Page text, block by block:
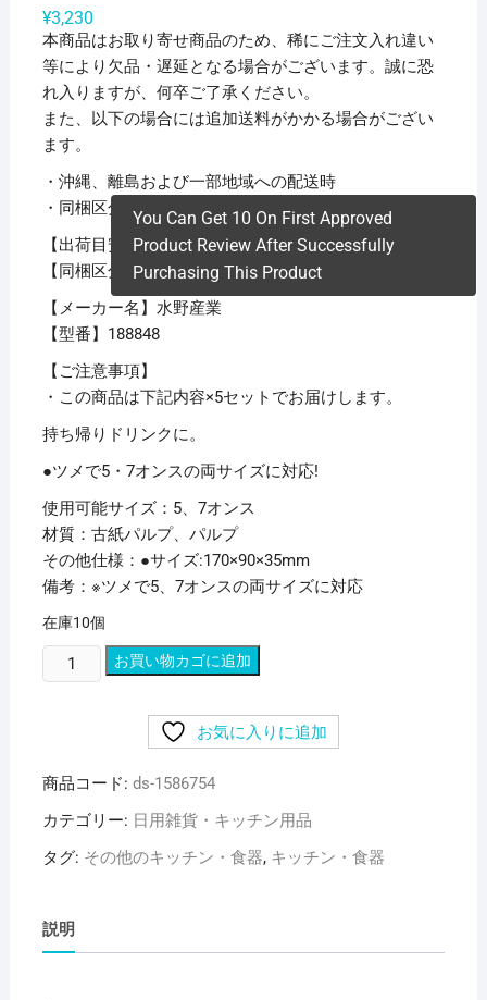
¥3,230
本商品はお取り寄せ商品のため、稀にご注文入れ違い
等により欠品・遅延となる場合がございます。誠に恐
れ入りますが、何卒ご了承ください。
また、以下の場合には追加送料がかかる場合がござい
ます。
・沖縄、離島および一部地域への配送時
・同梱区分が異なる商品の複数購入時
【出荷目安】：1 – 5営業日 ※土日・祝除く
【同梱区分】：TS 1
【メーカー名】水野産業
【型番】188848
【ご注意事項】
・この商品は下記内容×5セットでお届けします。
持ち帰りドリンクに。
●ツメで5・7オンスの両サイズに対応!
使用可能サイズ：5、7オンス
材質：古紙パルプ、パルプ
その他仕様：●サイズ:170×90×35mm
備考：※ツメで5、7オンスの両サイズに対応
在庫10個
You Can Get 10 On First Approved
Product Review After Successfully
Purchasing This Product
（ま
と
産
業
ー
＆
お買い物カゴに追加
お気に入りに追加
商品コード: ds-1586754
カテゴリー: 日用雑貨・キッチン用品
タグ: その他のキッチン・食器, キッチン・食器
説明